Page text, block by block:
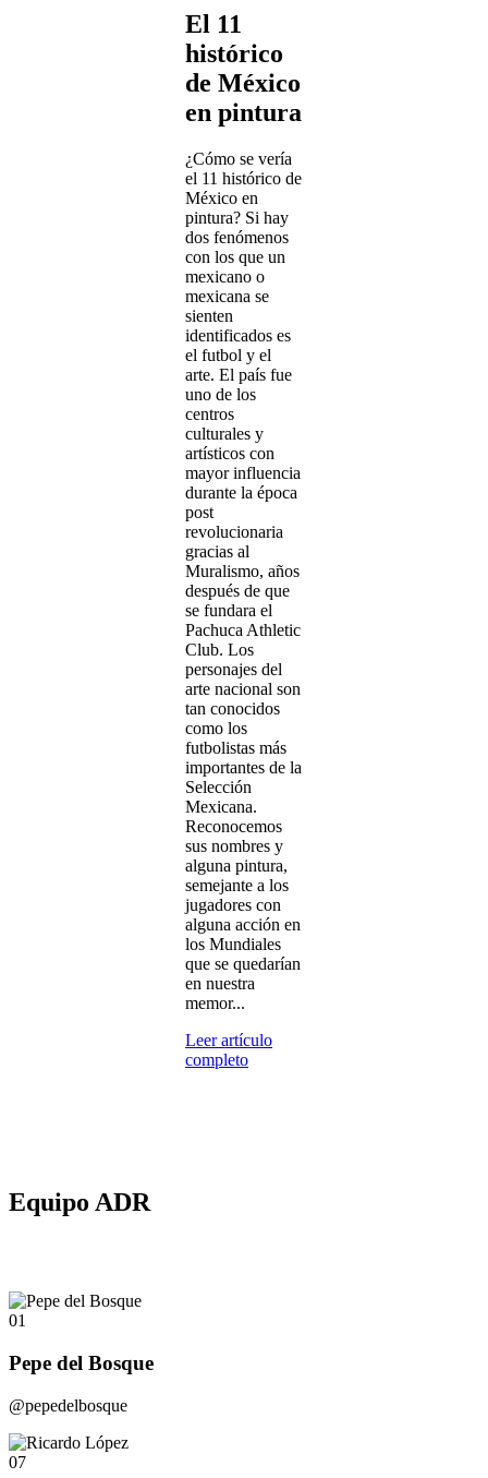
El 11
histórico
de México
en pintura
¿Cómo se vería
el 11 histórico de
México en
pintura? Si hay
dos fenómenos
con los que un
mexicano o
mexicana se
sienten
identificados es
el futbol y el
arte. El país fue
uno de los
centros
culturales y
artísticos con
mayor influencia
durante la época
post
revolucionaria
gracias al
Muralismo, años
después de que
se fundara el
Pachuca Athletic
Club. Los
personajes del
arte nacional son
tan conocidos
como los
futbolistas más
importantes de la
Selección
Mexicana.
Reconocemos
sus nombres y
alguna pintura,
semejante a los
jugadores con
alguna acción en
los Mundiales
que se quedarían
en nuestra
memor...
Leer artículo
completo
Equipo ADR
01
Pepe del Bosque
@pepedelbosque
07